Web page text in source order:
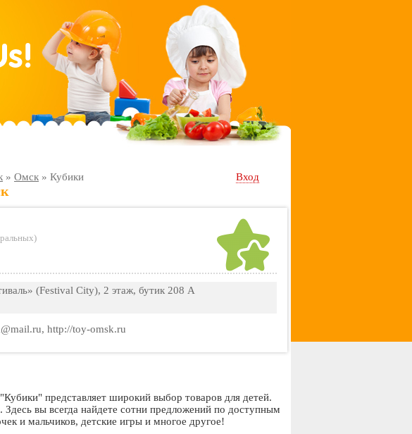
» Омск » Кубики Вход
)
(Festival City), 2 этаж, бутик 208 A
http://toy-omsk.ru
представляет широкий выбор товаров для детей.
вы всегда найдете сотни предложений по доступным
и мальчиков, детские игры и многое другое!